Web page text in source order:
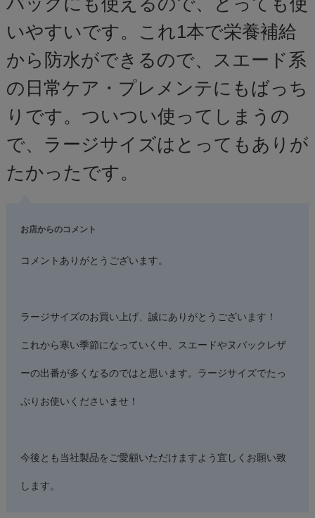
いやすいです。これ1本で栄養補給
から防水ができるので、スエード系
の日常ケア・プレメンテにもばっち
りです。ついつい使ってしまうの
で、ラージサイズはとってもありが
たかったです。
お店からのコメント
コメントありがとうございます。
ラージサイズのお買い上げ、誠にありがとうございます！
これから寒い季節になっていく中、スエードやヌバックレザ
ーの出番が多くなるのではと思います。ラージサイズでたっ
ぷりお使いくださいませ！
今後とも当社製品をご愛顧いただけますよう宜しくお願い致
します。